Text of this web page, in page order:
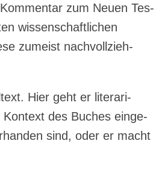
zum Neu­en Tes­
wis­sen­schaft­li­chen
zumeist nach­voll­zieh­
Hier geht er lite­ra­ri­
Kon­text des Buches ein­ge­
sind, oder er macht